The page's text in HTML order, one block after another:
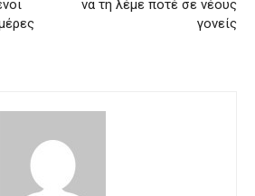
να τη λέμε ποτέ σε νέους
γονείς